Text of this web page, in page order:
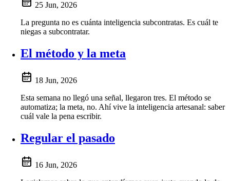
25 Jun, 2026
La pregunta no es cuánta inteligencia subcontratas. Es cuál te
niegas a subcontratar.
El método y la meta
18 Jun, 2026
Esta semana no llegó una señal, llegaron tres. El método se
automatiza; la meta, no. Ahí vive la inteligencia artesanal: saber
cuál vale la pena escribir.
Regular el pasado
16 Jun, 2026